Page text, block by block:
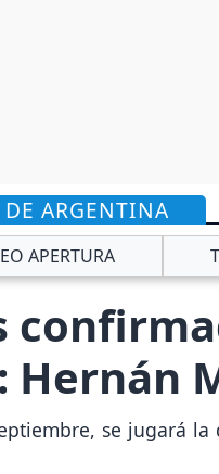
ARGENTINA
APERTURA
Hernán
se jugará